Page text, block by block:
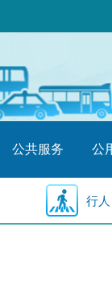
公共服务 公
行人